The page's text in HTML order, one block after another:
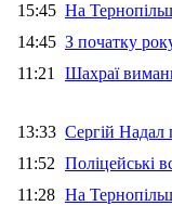
15:45 На
14:45 З початку
11:21 Шахраї
13:33 Сергій Надал
11:52 Поліцейські
11:28 На